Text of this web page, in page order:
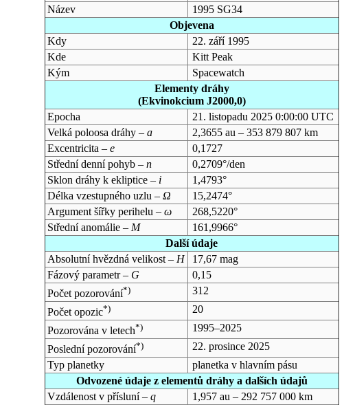
Název
1995 SG34
Objevena
Kdy
22. září 1995
Kde
Kitt Peak
Kým
Spacewatch
Elementy dráhy
(Ekvinokcium J2000,0)
Epocha
21. listopadu 2025 0:00:00 UTC
Velká poloosa dráhy – a
2,3655 au – 353 879 807 km
Excentricita – e
0,1727
Střední denní pohyb – n
0,2709°/den
Sklon dráhy k ekliptice – i
1,4793°
Délka vzestupného uzlu – Ω
15,2474°
Argument šířky perihelu – ω
268,5220°
Střední anomálie – M
161,9966°
Další údaje
Absolutní hvězdná velikost – H
17,67 mag
Fázový parametr – G
0,15
Počet pozorování*)
312
Počet opozic*)
20
Pozorována v letech*)
1995–2025
Poslední pozorování*)
22. prosince 2025
Typ planetky
planetka v hlavním pásu
Odvozené údaje z elementů dráhy a dalších údajů
Vzdálenost v přísluní – q
1,957 au – 292 757 000 km